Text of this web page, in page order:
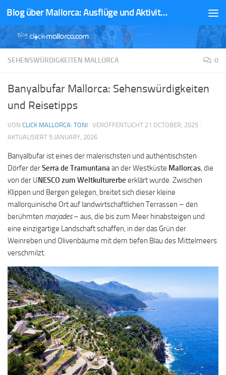
Zum Inhalt springen Blog über Mallorca: Ausflüge und Aktivitäten
SEHENSWÜRDIGKEITEN MALLORCA 0
Banyalbufar Mallorca: Sehenswürdigkeiten
und Reisetipps
VON CLICK MALLORCA: TONI · VERÖFFENTLICHT 21 OCTOBER, 2025 ·
AKTUALISIERT 5 JANUARY, 2026
Banyalbufar ist eines der malerischsten und authentischsten
Dörfer derSerra de Tramuntana an der Westküste Mallorcas , die
von der UNESCO zum Weltkulturerbe erklärt wurde. Zwischen
Klippen und Bergen gelegen, breitet sich dieser kleine
mallorquinische Ort auf landwirtschaftlichen Terrassen – den
berühmten marjades– aus, die bis zum Meer hinabsteigen und
eine einzigartige Landschaft schaffen, in der das Grün der
Weinreben und Olivenbäume mit dem tiefen Blau des Mittelmeers
verschmilzt.